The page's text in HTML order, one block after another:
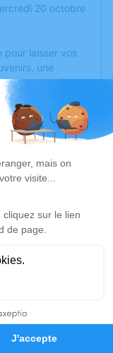
Hommages
20 octobre
pour laisser vos
une
des poèmes
dédié à
estdisponible